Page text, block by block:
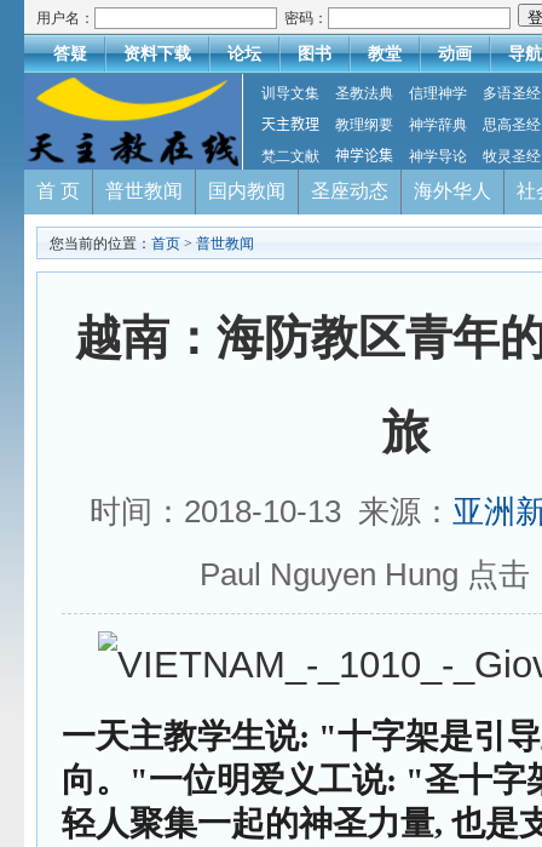
用户名： 密码：
答疑 资料下载 论坛 图书 教堂 动画 导航
训导文集 圣教法典 信理神学
多语圣经
天主教理
教理纲要 神学辞典
思高圣经
梵二文献
神学论集 神学导论 牧灵圣经
首 页 普世教闻 国内教闻 圣座动态 海外华人 社
您当前的位置： 首页 > 普世教闻
越南：海防教区青年
旅
时间：2018-10-13 来源： 亚洲
Paul Nguyen Hung 点击
一天主教学生说: "十字架是引
向。"一位明爱义工说: "圣十字
轻人聚集一起的神圣力量, 也是